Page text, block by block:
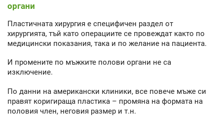
органи
Пластичната хирургия е специфичен раздел от
хирургията, тъй като операциите се провеждат както по
медицински показания, така и по желание на пациента.
И промените по мъжките полови органи не са
изключение.
По данни на американски клиники, все повече мъже си
правят коригираща пластика – промяна на формата на
половия член, неговия размер и т.н.